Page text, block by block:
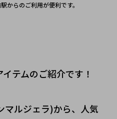
からのご利用が便利です。
テムのご紹介です！
ルジェラ)から、人気